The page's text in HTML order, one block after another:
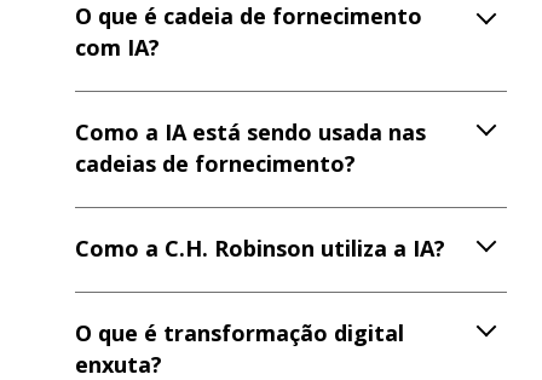
O que é cadeia de fornecimento
com IA?
Como a IA está sendo usada nas
cadeias de fornecimento?
Como a C.H. Robinson utiliza a IA?
O que é transformação digital
enxuta?